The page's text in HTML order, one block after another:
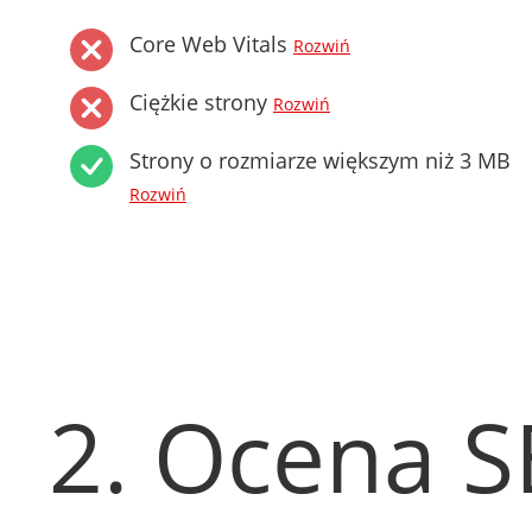
Core Web Vitals Rozwiń
Ciężkie strony Rozwiń
Strony o rozmiarze większym niż 3 MB
Rozwiń
2. Ocena